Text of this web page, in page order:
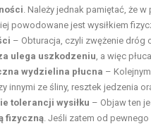
. Należy jednak pamiętać, że
powodowane jest wysiłkiem
– Obturacja, czyli zwężenie dróg
ulega uszkodzeniu , a więc
wydzielina płucna –
innymi ze śliny, resztek jedzenia
tolerancji wysiłku – Objaw ten
fizyczną . Jeśli zatem od